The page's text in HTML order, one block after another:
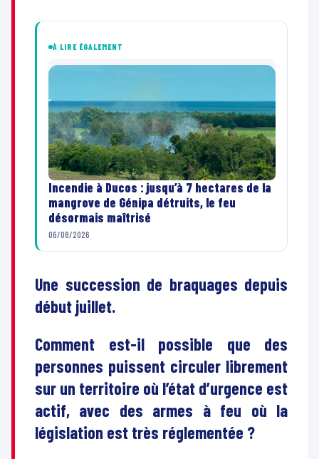
À LIRE ÉGALEMENT
Incendie à Ducos : jusqu’à 7 hectares de la
mangrove de Génipa détruits, le feu
désormais maîtrisé
06/08/2026
Une succession de braquages depuis
début juillet.
Comment est-il possible que des
personnes puissent circuler librement
sur un territoire où l’état d’urgence est
actif, avec des armes à feu où la
législation est très réglementée ?